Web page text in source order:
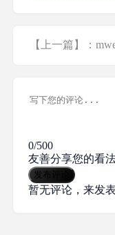
【上一篇】：
0/500
友善分享您的看法
发布评论
暂无评论，来发